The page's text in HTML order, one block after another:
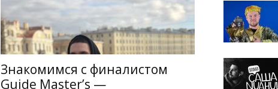
Знакомимся с финалистом
Guide Master’s —